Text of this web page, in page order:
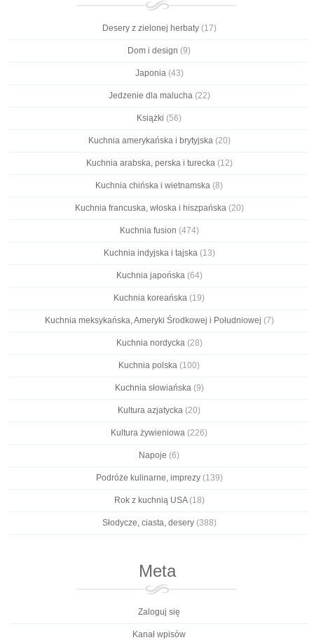
Desery z zielonej herbaty(17)
Dom i design (9)
Japonia(43)
Jedzenie dla malucha(22)
Książki (56)
Kuchnia amerykańska i brytyjska(20)
Kuchnia arabska, perska i turecka(12)
Kuchnia chińska i wietnamska (8)
Kuchnia francuska, włoska i hiszpańska(20)
Kuchnia fusion (474)
Kuchnia indyjska i tajska(13)
Kuchnia japońska(64)
Kuchnia koreańska (19)
Kuchnia meksykańska, Ameryki Środkowej i Południowej (7)
Kuchnia nordycka(28)
Kuchnia polska (100)
Kuchnia słowiańska(9)
Kultura azjatycka (20)
Kultura żywieniowa (226)
Napoje (6)
Podróże kulinarne, imprezy(139)
Rok z kuchnią USA(18)
Słodycze, ciasta, desery(388)
Meta
Zaloguj się
Kanał wpisów